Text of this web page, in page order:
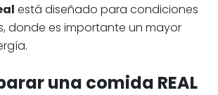
está diseñado para condiciones
donde es importante un mayor
una comida REAL